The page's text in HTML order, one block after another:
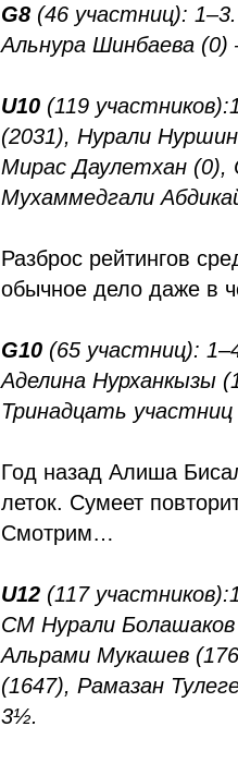
G8 (46 участниц):
Альнура Шинбаева (0)
U10 (119 участников):
(2031), Нурали
Мирас Даулетхан (0),
Мухаммедгали
Разброс рейтингов
обычное дело даже в
G10 (65 участниц):
Аделина Нурханкызы
Тринадцать участниц
Год назад Алиша
леток. Сумеет
Смотрим…
U12 (117 участников):
CM Нурали
Альрами Мукашев
(1647), Рамазан
3½.